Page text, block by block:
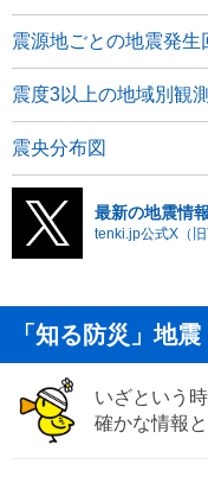
震源地ごとの地震発生
震度3以上の地域別観
震央分布図
最新の地震情
tenki.jp公式X（旧
「知る防災」地震
いざという
確かな情報